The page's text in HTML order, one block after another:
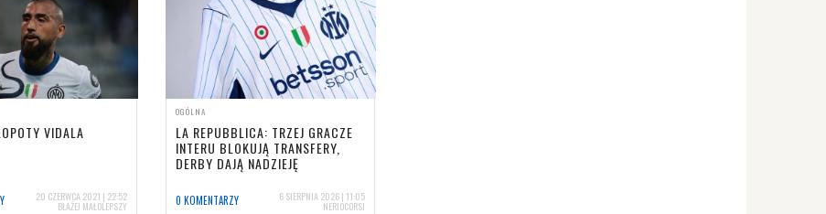
VIDALA
20 CZERWCA 2021 | 22:52
BŁAŻEJ MAŁOLEPSZY
OGÓLNA
LA REPUBBLICA: TRZEJ GRACZE
INTERU BLOKUJĄ TRANSFERY,
DERBY DAJĄ NADZIEJĘ
0 KOMENTARZY 6 SIERPNIA 2026 | 11:05
NERIOCORSI